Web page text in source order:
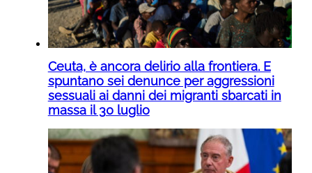
Ceuta, è ancora delirio alla frontiera. E
spuntano sei denunce per aggressioni
sessuali ai danni dei migranti sbarcati in
massa il 30 luglio